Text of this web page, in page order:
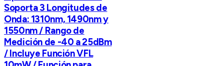
Soporta 3 Longitudes de
Onda: 1310nm, 1490nm y
1550nm / Rango de
Medición de -40 a 25dBm
/ Incluye Función VFL